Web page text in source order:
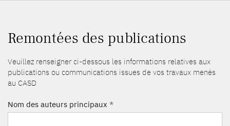
Remontées des publications
Veuillez renseigner ci-dessous les informations relatives aux
publications ou communications issues de vos travaux menés
au CASD
Nom des auteurs principaux *